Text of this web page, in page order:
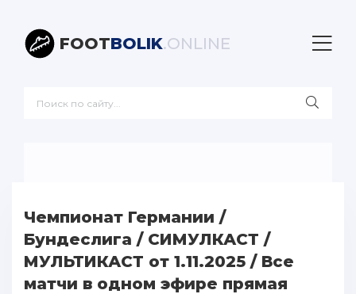
FOOTBOLIK.ONLINE
Чемпионат Германии /
Бундеслига / СИМУЛКАСТ /
МУЛЬТИКАСТ от 1.11.2025 / Все
матчи в одном эфире прямая